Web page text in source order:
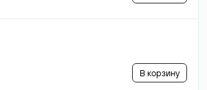
В корзину